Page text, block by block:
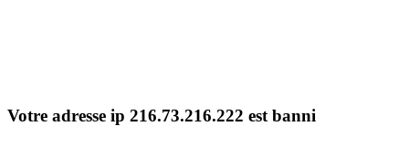
Votre adresse ip 216.73.216.222 est banni